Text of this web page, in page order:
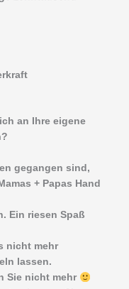
an Ihre eigene
gegangen sind,
+ Papas Hand
Ein riesen Spaß
nicht mehr
lassen.
Sie nicht mehr